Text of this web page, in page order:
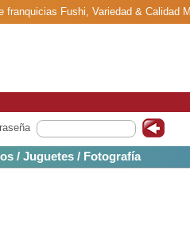
franquicias Fushi, Variedad &
/ Juguetes / Fotografía